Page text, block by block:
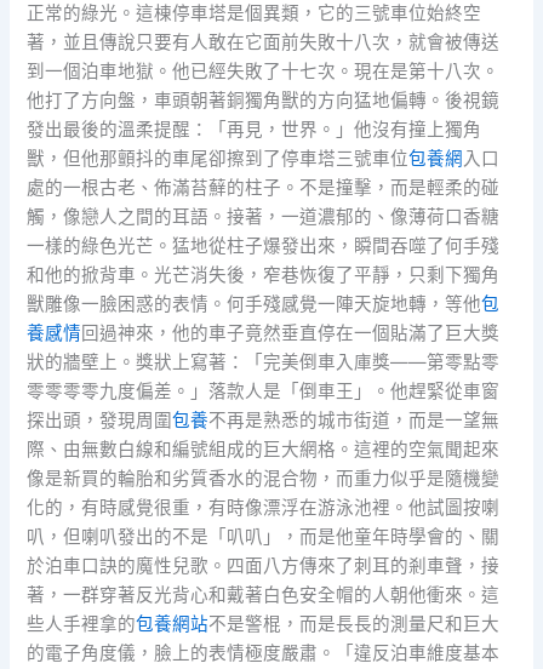
正常的綠光。這棟停車塔是個異類，它的三號車位始終空
著，並且傳說只要有人敢在它面前失敗十八次，就會被傳送
到一個泊車地獄。他已經失敗了十七次。現在是第十八次。
他打了方向盤，車頭朝著銅獨角獸的方向猛地偏轉。後視鏡
發出最後的溫柔提醒：「再見，世界。」他沒有撞上獨角
獸，但他那顫抖的車尾卻擦到了停車塔三號車位包養網 入口
處的一根古老、佈滿苔蘚的柱子。不是撞擊，而是輕柔的碰
觸，像戀人之間的耳語。接著，一道濃郁的、像薄荷口香糖
一樣的綠色光芒。猛地從柱子爆發出來，瞬間吞噬了何手殘
和他的掀背車。光芒消失後，窄巷恢復了平靜，只剩下獨角
獸雕像一臉困惑的表情。何手殘感覺一陣天旋地轉，等他包
養感情回過神來，他的車子竟然垂直停在一個貼滿了巨大獎
狀的牆壁上。獎狀上寫著：「完美倒車入庫獎——第零點零
零零零零九度偏差。」落款人是「倒車王」。他趕緊從車窗
探出頭，發現周圍包養不再是熟悉的城市街道，而是一望無
際、由無數白線和編號組成的巨大網格。這裡的空氣聞起來
像是新買的輪胎和劣質香水的混合物，而重力似乎是隨機變
化的，有時感覺很重，有時像漂浮在游泳池裡。他試圖按喇
叭，但喇叭發出的不是「叭叭」，而是他童年時學會的、關
於泊車口訣的魔性兒歌。四面八方傳來了刺耳的剎車聲，接
著，一群穿著反光背心和戴著白色安全帽的人朝他衝來。這
些人手裡拿的包養網站不是警棍，而是長長的測量尺和巨大
的電子角度儀，臉上的表情極度嚴肅。「違反泊車維度基本